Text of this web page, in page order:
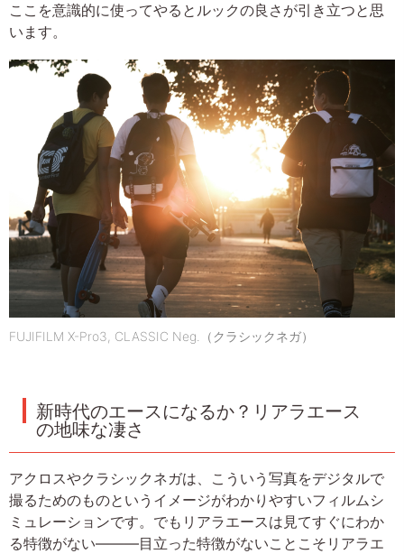
ここを意識的に使ってやるとルックの良さが引き立つと思
います。
FUJIFILM X-Pro3, CLASSIC Neg.（クラシックネガ）
新時代のエースになるか？リアラエース
の地味な凄さ
アクロスやクラシックネガは、こういう写真をデジタルで
撮るためのものというイメージがわかりやすいフィルムシ
ミュレーションです。でもリアラエースは見てすぐにわか
る特徴がない———目立った特徴がないことこそリアラエ